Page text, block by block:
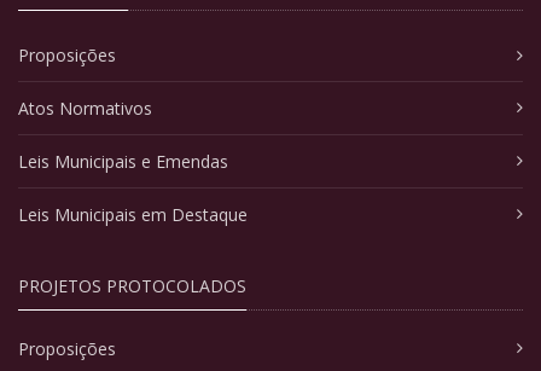
Proposições
Atos Normativos
Leis Municipais e Emendas
Leis Municipais em Destaque
PROJETOS PROTOCOLADOS
Proposições